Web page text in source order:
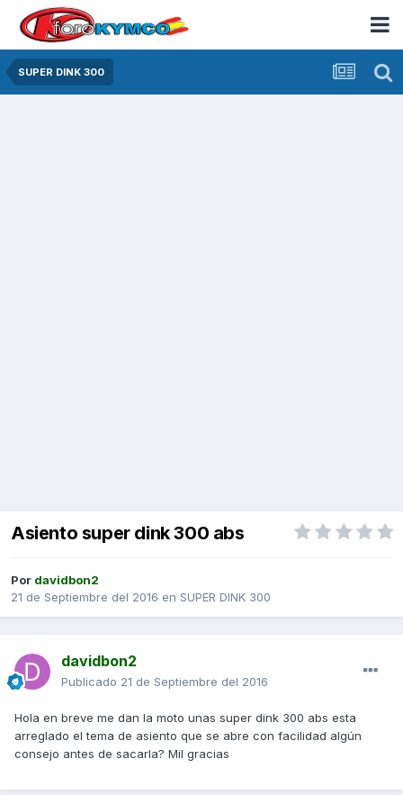
SUPER DINK 300
Asiento super dink 300 abs
Por davidbon2
21 de Septiembre del 2016 en SUPER DINK 300
davidbon2
Publicado 21 de Septiembre del 2016
Hola en breve me dan la moto unas super dink 300 abs esta
arreglado el tema de asiento que se abre con facilidad algún
consejo antes de sacarla? Mil gracias